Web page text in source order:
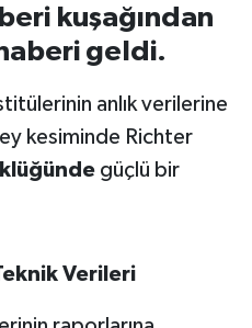
kuşağından
geldi.
anlık verilerine
kesiminde Richter
güçlü bir
Verileri